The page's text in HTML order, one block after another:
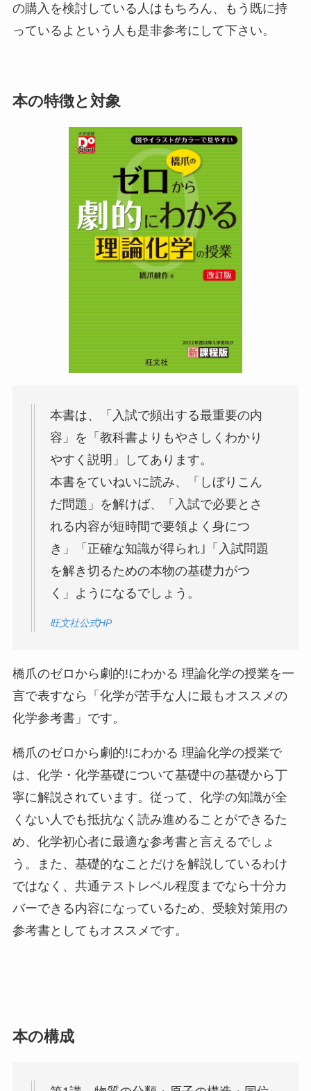
の購入を検討している人はもちろん、もう既に持
っているよという人も是非参考にして下さい。
本の特徴と対象
本書は、「入試で頻出する最重要の内
容」を「教科書よりもやさしくわかり
やすく説明」してあります。
本書をていねいに読み、「しぼりこん
だ問題」を解けば、「入試で必要とさ
れる内容が短時間で要領よく身につ
き」「正確な知識が得られ｣「入試問題
を解き切るための本物の基礎力がつ
く」ようになるでしょう。
旺文社公式HP
橋爪のゼロから劇的!にわかる 理論化学の授業を一
言で表すなら「化学が苦手な人に最もオススメの
化学参考書」です。
橋爪のゼロから劇的!にわかる 理論化学の授業で
は、化学・化学基礎について基礎中の基礎から丁
寧に解説されています。従って、化学の知識が全
くない人でも抵抗なく読み進めることができるた
め、化学初心者に最適な参考書と言えるでしょ
う。また、基礎的なことだけを解説しているわけ
ではなく、共通テストレベル程度までなら十分カ
バーできる内容になっているため、受験対策用の
参考書としてもオススメです。
本の構成